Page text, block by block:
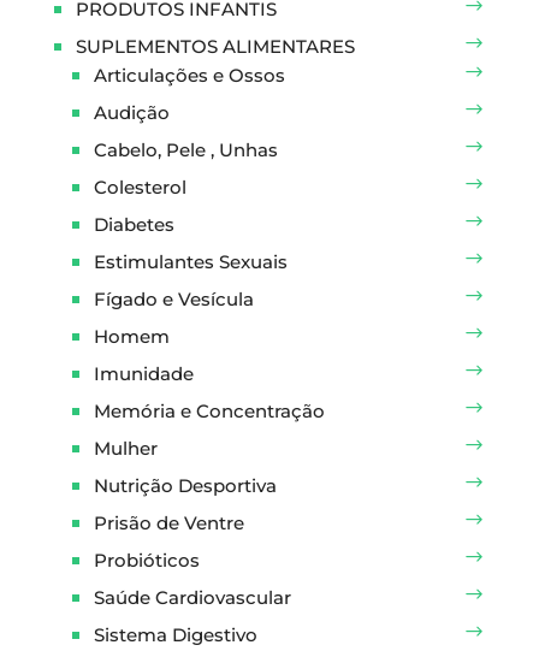
PRODUTOS INFANTIS
SUPLEMENTOS ALIMENTARES
Articulações e Ossos
Audição
Cabelo, Pele , Unhas
Colesterol
Diabetes
Estimulantes Sexuais
Fígado e Vesícula
Homem
Imunidade
Memória e Concentração
Mulher
Nutrição Desportiva
Prisão de Ventre
Probióticos
Saúde Cardiovascular
Sistema Digestivo